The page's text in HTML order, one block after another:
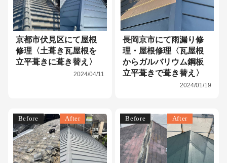
京都市伏見区にて屋根
修理〈土葺き瓦屋根を
立平葺きに葺き替え〉
2024/04/11
長岡京市にて雨漏り修
理・屋根修理〈瓦屋根
からガルバリウム鋼板
立平葺きで葺き替え〉
2024/01/19
Before After Before After